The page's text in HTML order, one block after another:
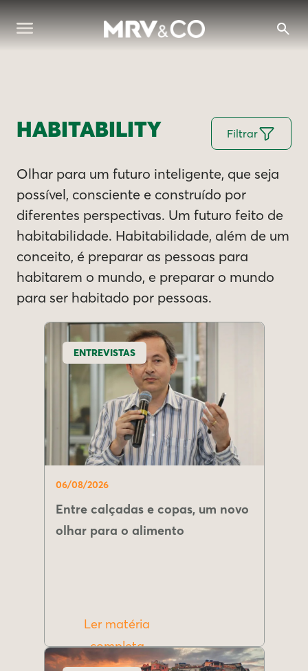
HABITABILITY Filtrar
Olhar para um futuro inteligente, que seja
possível, consciente e construído por
diferentes perspectivas. Um futuro feito de
habitabilidade. Habitabilidade, além de um
conceito, é preparar as pessoas para
habitarem o mundo, e preparar o mundo
para ser habitado por pessoas.
ENTREVISTAS
06/08/2026
Entre calçadas e copas, um novo
olhar para o alimento
Ler matéria
completa